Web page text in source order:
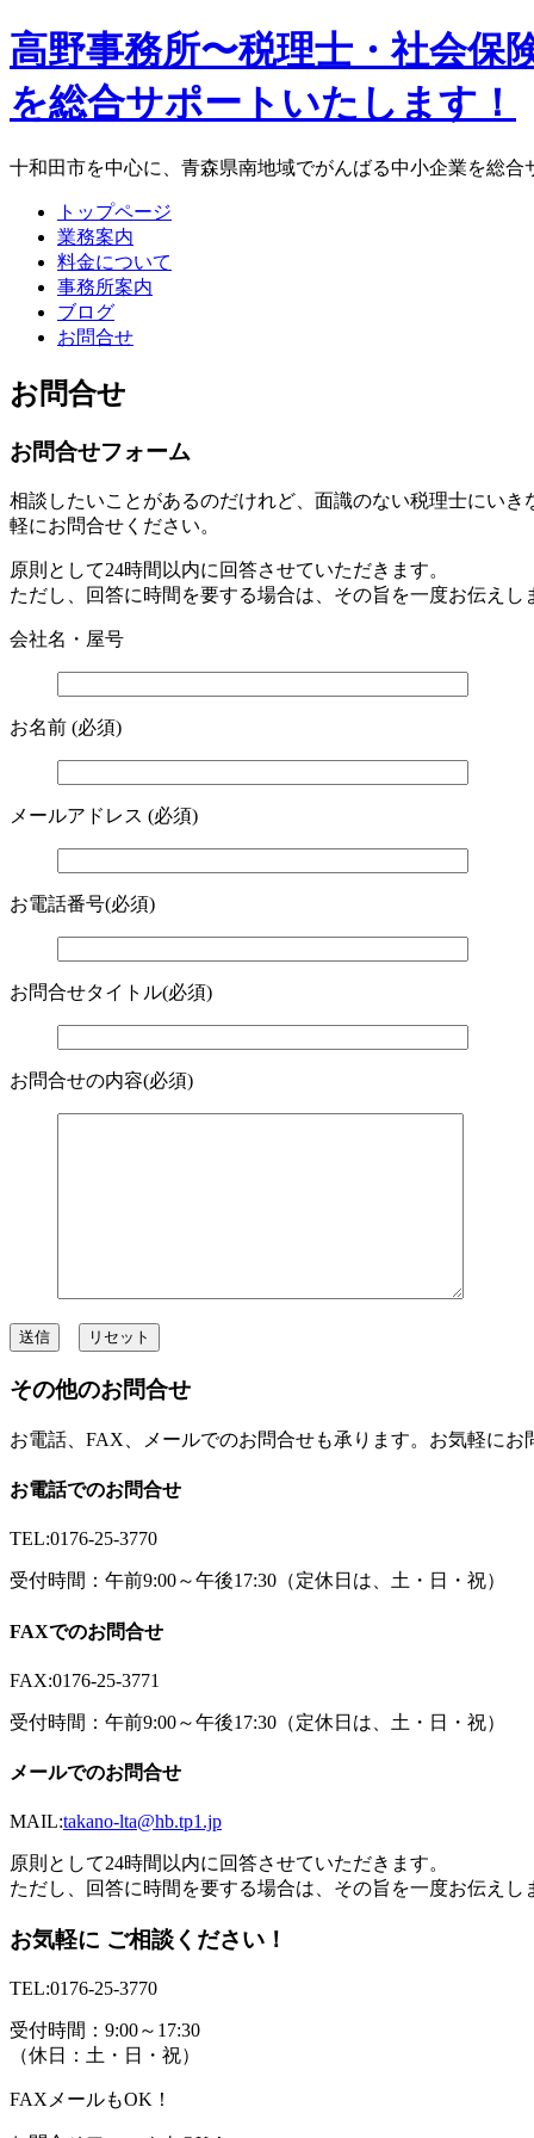
高野事務所〜税理士・社会保
を総合サポートいたします！
十和田市を中心に、青森県南地域でがんばる中小企業を総合
トップページ
業務案内
料金について
事務所案内
ブログ
お問合せ
お問合せ
お問合せフォーム
相談したいことがあるのだけれど、面識のない税理士にい
軽にお問合せください。
原則として24時間以内に回答させていただきます。
ただし、回答に時間を要する場合は、その旨を一度お伝えし
会社名・屋号
お名前 (必須)
メールアドレス (必須)
お電話番号(必須)
お問合せタイトル(必須)
お問合せの内容(必須)
その他のお問合せ
お電話、FAX、メールでのお問合せも承ります。お気軽にお
お電話でのお問合せ
TEL:0176-25-3770
受付時間：午前9:00～午後17:30（定休日は、土・日・祝）
FAXでのお問合せ
FAX:0176-25-3771
受付時間：午前9:00～午後17:30（定休日は、土・日・祝）
メールでのお問合せ
MAIL:takano-lta@hb.tp1.jp
原則として24時間以内に回答させていただきます。
ただし、回答に時間を要する場合は、その旨を一度お伝えし
お気軽に ご相談ください！
TEL:0176-25-3770
受付時間：9:00～17:30
（休日：土・日・祝）
FAX メールもOK！